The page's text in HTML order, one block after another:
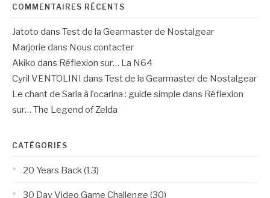
COMMENTAIRES RÉCENTS
Jatoto dans Test de la Gearmaster de Nostalgear
Marjorie dans Nous contacter
Akiko dans Réflexion sur… La N64
Cyril VENTOLINI
dans Test de la Gearmaster de Nostalgear
Le chant de Saria à l’ocarina : guide simple dans Réflexion
sur… The Legend of Zelda
CATÉGORIES
20 Years Back(13)
30 Day Video Game Challenge (30)